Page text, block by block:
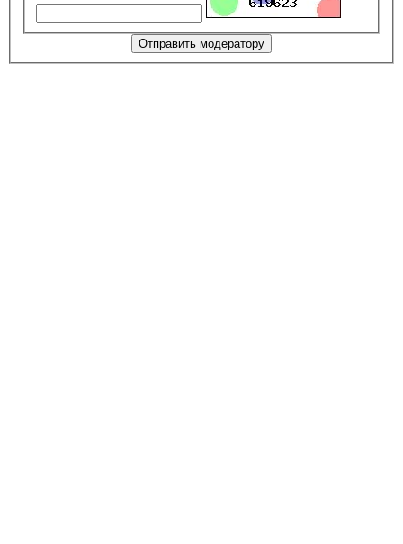
Отправить модератору